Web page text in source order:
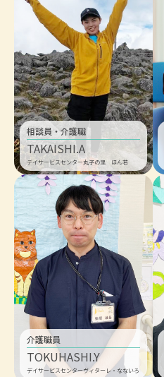
相談員・介護職
TAKAISHI.A
デイサービスセンター丸子の里 ほん若
介護職員
TOKUHASHI.Y
デイサービスセンターヴィターレ・なないろ